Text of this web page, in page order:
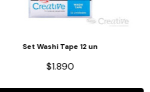
Set Washi Tape 12 un
$1.890